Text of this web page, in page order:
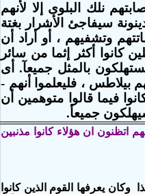
نلك البلوى إلا لأنهم
سيفاجئ الأشرار بغتة
وتشفيهم ، أو أراد أن
كانوا أكثر إثما من سائر
بالمثل جميعآ. أى
بيلاطس ، فليعلموا أنهم -
فيما قالوا متوهمين أن
جميعأ.
اتظنون ان هؤلاء كانوا مذنبين
يعرفها القوم الذين كانوا